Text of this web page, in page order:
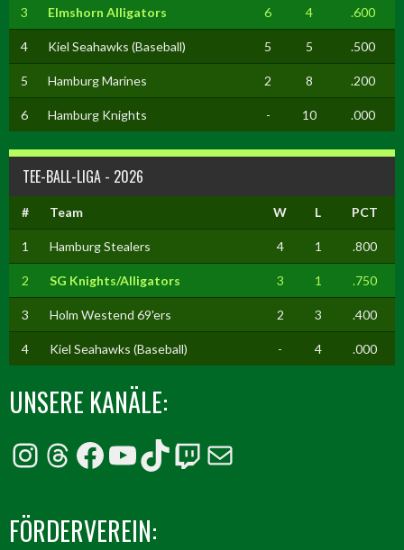
3 Elmshorn Alligators 6 4 .600
4 Kiel Seahawks (Baseball) 5 5 .500
5 Hamburg Marines 2 8 .200
6 Hamburg Knights - 10 .000
TEE-BALL-LIGA - 2026
# Team W L PCT
1 Hamburg Stealers 4 1 .800
2 SG Knights/Alligators 3 1 .750
3 Holm Westend 69'ers 2 3 .400
4 Kiel Seahawks (Baseball) - 4 .000
UNSERE KANÄLE:
Instagram
Threads
Facebook
YouTube
TikTok
Twitch
E-Mail
FÖRDERVEREIN: